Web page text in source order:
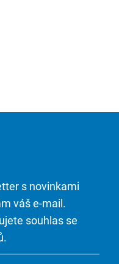
s novinkami
váš e-mail.
souhlas se